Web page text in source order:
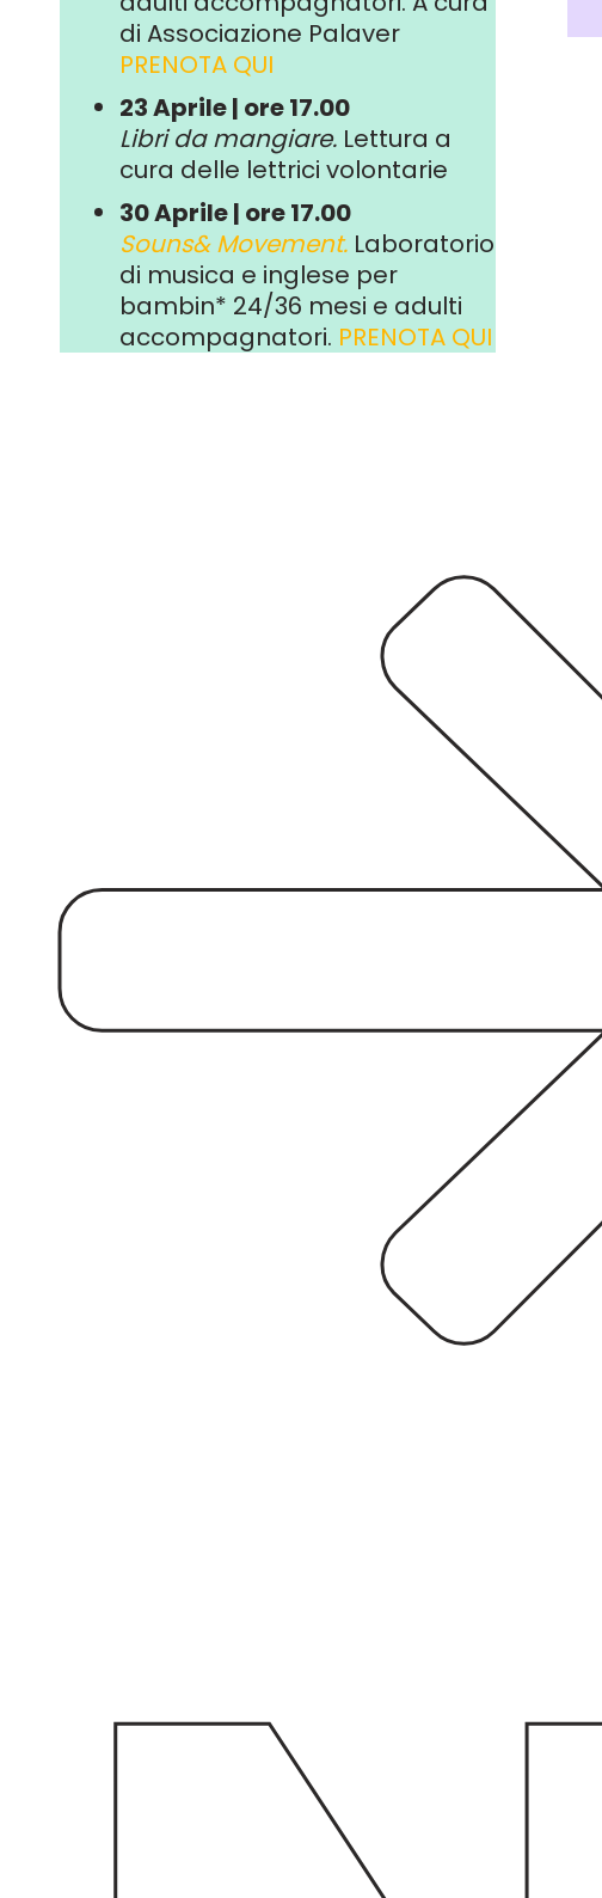
di Associazione Palaver
PRENOTA QUI
23Aprile| ore 17.00
Libri da mangiare. Lettura a
cura delle lettrici volontarie
30Aprile| ore 17.00
Souns& Movement. Laboratorio
di musica e inglese per
bambin* 24/36 mesi e adulti
accompagnatori. PRENOTA QUI